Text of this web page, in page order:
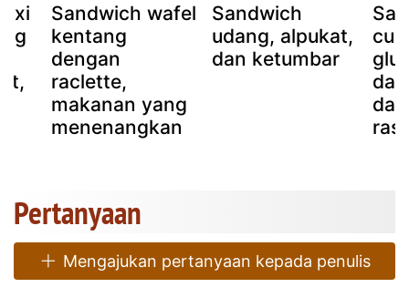
Sandwich wafel
kentang
dengan
raclette,
makanan yang
menenangkan
Sandwich
udang, alpukat,
dan ketumbar
Pertanyaan
Mengajukan pertanyaan kepada penulis